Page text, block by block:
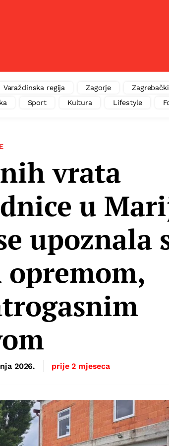
Varaždinska regija Zagorje
Sport Kultura Lifestyle
vrata
u
upoznala
2026. prije 2 mjeseca